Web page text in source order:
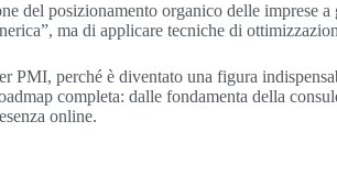
del posizionamento organico delle imprese
ma di applicare tecniche di
perché è diventato una figura
completa: dalle fondamenta della
online.